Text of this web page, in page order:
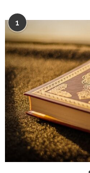
1